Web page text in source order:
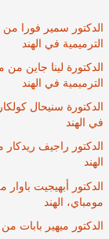
الدكتور سمير فورا
الترميمية في الهند
الدكتورة لينا جاين
الترميمية في الهند
الدكتورة سنيحال
في الهند
الدكتور راجيف
الهند
الدكتور أبهيجيت
مومباي، الهند
الدكتور ميهير بابات